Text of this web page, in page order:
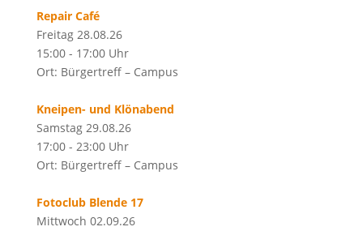
Repair Café
Freitag 28.08.26
15:00 - 17:00 Uhr
Ort: Bürgertreff – Campus
Kneipen- und Klönabend
Samstag 29.08.26
17:00 - 23:00 Uhr
Ort: Bürgertreff – Campus
Fotoclub Blende 17
Mittwoch 02.09.26